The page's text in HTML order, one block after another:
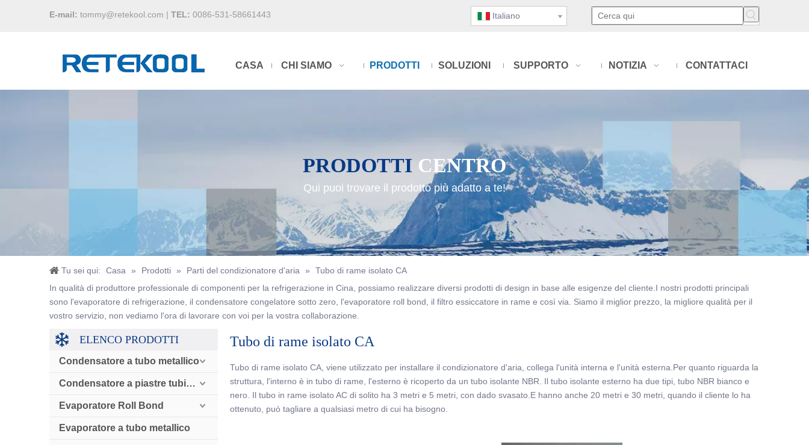
E-mail: tommy@retekool.com | TEL: 0086-531-58661443 Italiano
CASA CHI SIAMO PRODOTTI SOLUZIONI SUPPORTO NOTIZIA CONTATTACI
PRODOTTI CENTRO
Qui puoi trovare il prodotto più adatto a te!
Tu sei qui: Casa » Prodotti » Parti del condizionatore d'aria »
Tubo di rame isolato CA
In qualità di produttore professionale di componenti per la refrigerazione in Cina, possiamo realizzare diversi prodotti di design in base alle esigenze del cliente.I nostri prodotti principali
sono l'evaporatore di refrigerazione, il condensatore congelatore sotto zero, l'evaporatore roll bond, il filtro essiccatore in rame e così via. Siamo il miglior prezzo, la migliore qualità per il
vostro servizio, non vediamo l'ora di lavorare con voi per la vostra collaborazione.
ELENCO PRODOTTI
Condensatore a tubo metallico
Condensatore a piastre tubiere
Evaporatore Roll Bond
Evaporatore a tubo metallico
Tubo di rame isolato CA
Tubo di rame isolato CA, viene utilizzato per installare il condizionatore d'aria, collega l'unità interna e l'unità esterna.Per quanto riguarda la
struttura, l'interno è in tubo di rame, l'esterno è ricoperto da un tubo isolante NBR. Il tubo isolante esterno ha due tipi, tubo NBR bianco e
nero. Il tubo in rame isolato AC di solito ha 3 metri e 5 metri, con dado svasato.E hanno anche 20 metri e 30 metri, quando il cliente lo ha
ottenuto, può tagliare a qualsiasi metro di cui ha bisogno.